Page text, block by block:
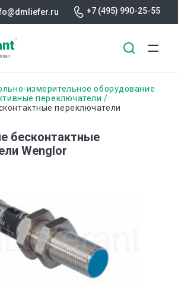
+7 (495) 990-25-55
измерительное оборудование
переключатели
переключатели
бесконтактные
Wenglor